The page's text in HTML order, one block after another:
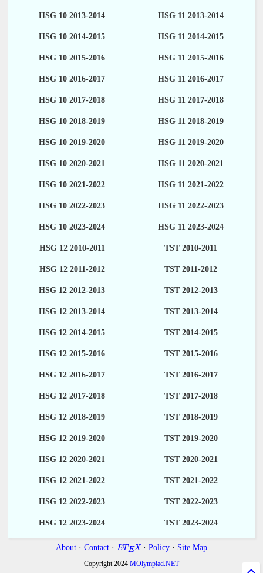
HSG 10 2013-2014 HSG 11 2013-2014
HSG 10 2014-2015 HSG 11 2014-2015
HSG 10 2015-2016 HSG 11 2015-2016
HSG 10 2016-2017 HSG 11 2016-2017
HSG 10 2017-2018 HSG 11 2017-2018
HSG 10 2018-2019 HSG 11 2018-2019
HSG 10 2019-2020 HSG 11 2019-2020
HSG 10 2020-2021 HSG 11 2020-2021
HSG 10 2021-2022 HSG 11 2021-2022
HSG 10 2022-2023 HSG 11 2022-2023
HSG 10 2023-2024 HSG 11 2023-2024
HSG 12 2010-2011 TST 2010-2011
HSG 12 2011-2012 TST 2011-2012
HSG 12 2012-2013 TST 2012-2013
HSG 12 2013-2014 TST 2013-2014
HSG 12 2014-2015 TST 2014-2015
HSG 12 2015-2016 TST 2015-2016
HSG 12 2016-2017 TST 2016-2017
HSG 12 2017-2018 TST 2017-2018
HSG 12 2018-2019 TST 2018-2019
HSG 12 2019-2020 TST 2019-2020
HSG 12 2020-2021 TST 2020-2021
HSG 12 2021-2022 TST 2021-2022
HSG 12 2022-2023 TST 2022-2023
HSG 12 2023-2024 TST 2023-2024
About· Contact· LATEX·Policy · Site Map
Copyright 2024 MOlympiad.NET